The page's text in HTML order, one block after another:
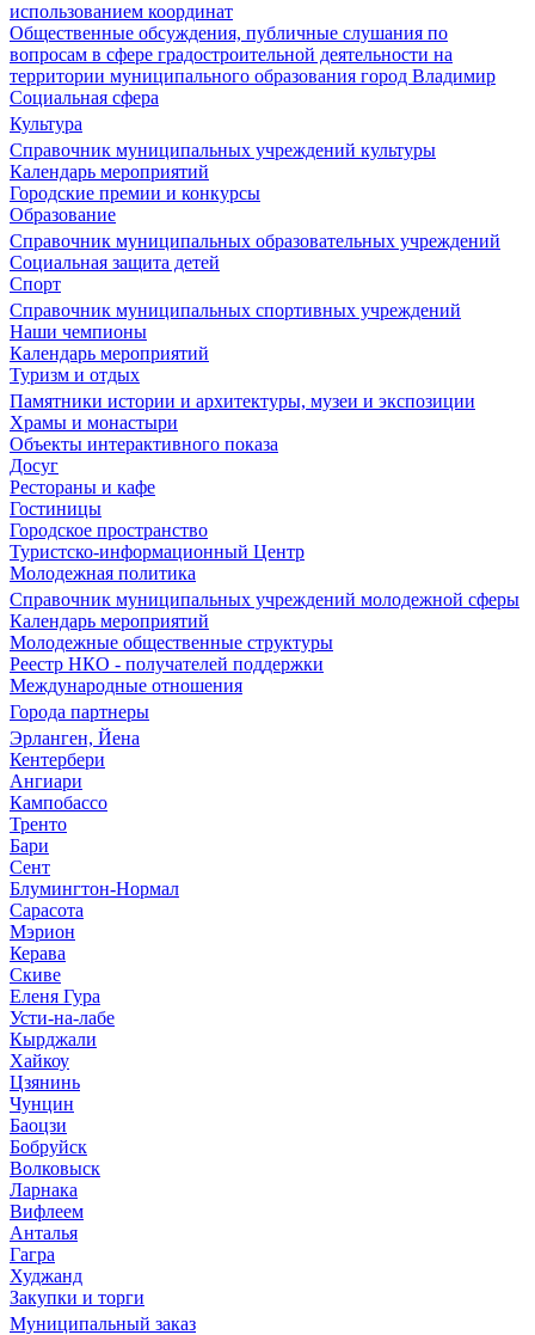
использованием координат
Общественные обсуждения, публичные слушания по
вопросам в сфере градостроительной деятельности на
территории муниципального образования город Владимир
Социальная сфера
Культура
Справочник муниципальных учреждений культуры
Календарь мероприятий
Городские премии и конкурсы
Образование
Справочник муниципальных образовательных учреждений
Социальная защита детей
Спорт
Справочник муниципальных спортивных учреждений
Наши чемпионы
Календарь мероприятий
Туризм и отдых
Памятники истории и архитектуры, музеи и экспозиции
Храмы и монастыри
Объекты интерактивного показа
Досуг
Рестораны и кафе
Гостиницы
Городское пространство
Туристско-информационный Центр
Молодежная политика
Справочник муниципальных учреждений молодежной сферы
Календарь мероприятий
Молодежные общественные структуры
Реестр НКО - получателей поддержки
Международные отношения
Города партнеры
Эрланген, Йена
Кентербери
Ангиари
Кампобассо
Тренто
Бари
Сент
Блумингтон-Нормал
Сарасота
Мэрион
Керава
Скиве
Еленя Гура
Усти-на-лабе
Кырджали
Хайкоу
Цзянинь
Чунцин
Баоцзи
Бобруйск
Волковыск
Ларнака
Вифлеем
Анталья
Гагра
Худжанд
Закупки и торги
Муниципальный заказ